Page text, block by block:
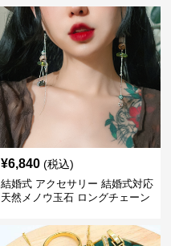
¥6,840 (税込)
結婚式 アクセサリー 結婚式対応
天然メノウ玉石 ロングチェーン